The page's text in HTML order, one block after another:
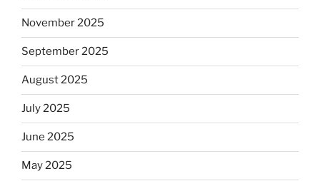
November 2025
September 2025
August 2025
July 2025
June 2025
May 2025